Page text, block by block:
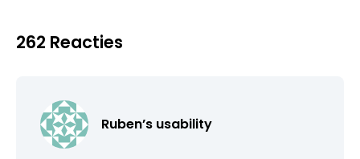
262 Reacties
Ruben’s usability